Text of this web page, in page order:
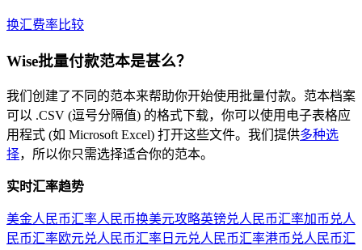
换汇费率比较
Wise批量付款范本是甚么？
我们创建了不同的范本来帮助你开始使用批量付款。范本档案
可以 .CSV (逗号分隔值) 的格式下载，你可以使用电子表格应
用程式 (如 Microsoft Excel) 打开这些文件。我们提供多种选
择，所以你只需选择适合你的范本。
实时汇率趋势
美金人民币汇率人民币换美元攻略英镑兑人民币汇率加币兑人
民币汇率欧元兑人民币汇率 日元兑人民币汇率港币兑人民币汇